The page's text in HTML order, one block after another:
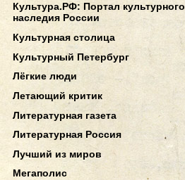
Культура.РФ: Портал культурного
наследия России
Культурная столица
Культурный Петербург
Лёгкие люди
Летающий критик
Литературная газета
Литературная Россия
Лучший из миров
Мегаполис